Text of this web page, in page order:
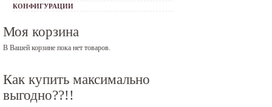
КОНФИГУРАЦИИ
Моя корзина
В Вашей корзине пока нет товаров.
Как купить максимально
выгодно??!!